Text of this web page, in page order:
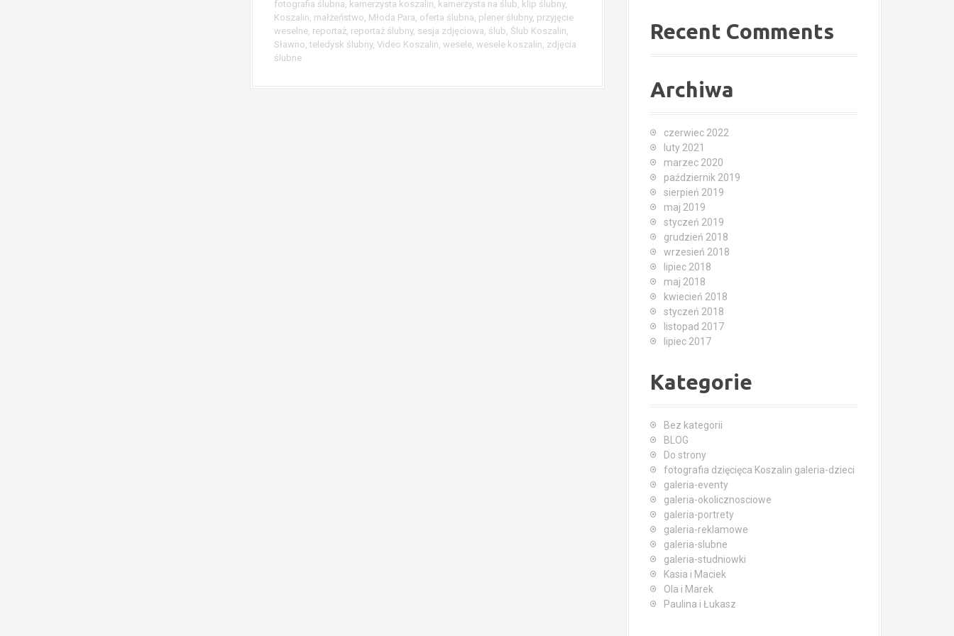
fotografia ślubna, kamerzysta koszalin, kamerzysta na ślub, klip ślubny,
Koszalin, małżeństwo, Młoda Para, oferta ślubna, plener ślubny, przyjęcie
weselne, reportaż, reportaż ślubny, sesja zdjęciowa, ślub, Ślub Koszalin,
Sławno, teledysk ślubny, Video Koszalin, wesele, wesele koszalin, zdjęcia
ślubne
Recent Comments
Archiwa
czerwiec 2022
luty 2021
marzec 2020
październik 2019
sierpień 2019
maj 2019
styczeń 2019
grudzień 2018
wrzesień 2018
lipiec 2018
maj 2018
kwiecień 2018
styczeń 2018
listopad 2017
lipiec 2017
Kategorie
Bez kategorii
BLOG
Do strony
fotografia dzięcięca Koszalin galeria-dzieci
galeria-eventy
galeria-okolicznosciowe
galeria-portrety
galeria-reklamowe
galeria-slubne
galeria-studniowki
Kasia i Maciek
Ola i Marek
Paulina i Łukasz